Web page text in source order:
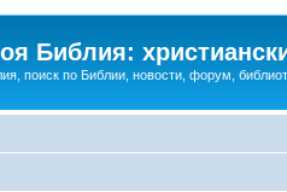
Библия:
поиск по Библии, новости, форум,